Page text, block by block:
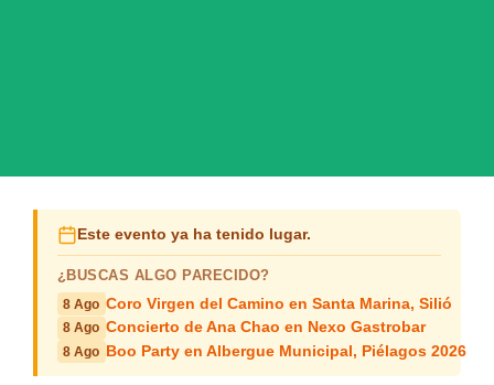
Este evento ya ha tenido lugar.
¿BUSCAS ALGO PARECIDO?
8 Ago Coro Virgen del Camino en Santa Marina, Silió
8 Ago Concierto de Ana Chao en Nexo Gastrobar
8 Ago Boo Party en Albergue Municipal, Piélagos 2026